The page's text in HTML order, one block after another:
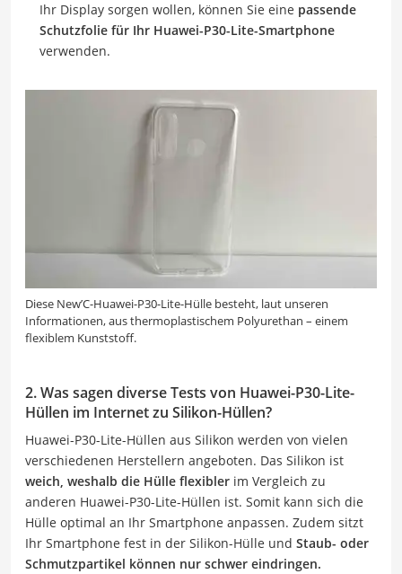
Ihr Display sorgen wollen, können Sie eine passende
Schutzfolie für Ihr Huawei-P30-Lite-Smartphone
verwenden.
Diese New’C-Huawei-P30-Lite-Hülle besteht, laut unseren
Informationen, aus thermoplastischem Polyurethan – einem
flexiblem Kunststoff.
2. Was sagen diverse Tests von Huawei-P30-Lite-
Hüllen im Internet zu Silikon-Hüllen?
Huawei-P30-Lite-Hüllen aus Silikon werden von vielen
verschiedenen Herstellern angeboten. Das Silikon ist
weich, weshalb die Hülle flexibler im Vergleich zu
anderen Huawei-P30-Lite-Hüllen ist. Somit kann sich die
Hülle optimal an Ihr Smartphone anpassen. Zudem sitzt
Ihr Smartphone fest in der Silikon-Hülle und Staub- oder
Schmutzpartikel können nur schwer eindringen.